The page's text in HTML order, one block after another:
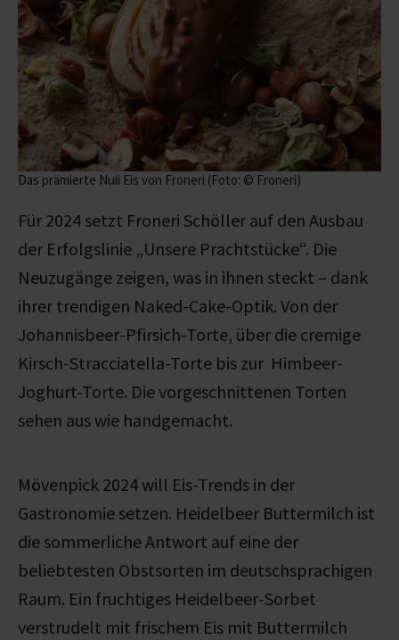
Das prämierte Nuii Eis von Froneri (Foto: © Froneri)
Für 2024 setzt Froneri Schöller auf den Ausbau
der Erfolgslinie „Unsere Prachtstücke“. Die
Neuzugänge zeigen, was in ihnen steckt – dank
ihrer trendigen Naked-Cake-Optik. Von der
Johannisbeer-Pfirsich-Torte, über die cremige
Kirsch-Stracciatella-Torte bis zur Himbeer-
Joghurt-Torte. Die vorgeschnittenen Torten
sehen aus wie handgemacht.
Mövenpick 2024 will Eis-Trends in der
Gastronomie setzen. Heidelbeer Buttermilch ist
die sommerliche Antwort auf eine der
beliebtesten Obstsorten im deutschsprachigen
Raum. Ein fruchtiges Heidelbeer-Sorbet
verstrudelt mit frischem Eis mit Buttermilch